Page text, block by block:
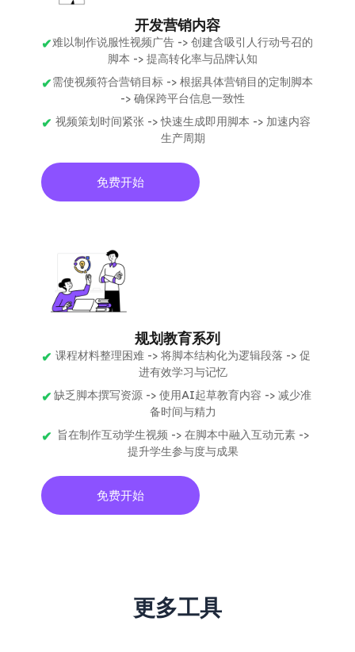
开发营销内容
难以制作说服性视频广告 -> 创建含吸引人行动号召的
脚本 -> 提高转化率与品牌认知
需使视频符合营销目标 -> 根据具体营销目的定制脚本
-> 确保跨平台信息一致性
视频策划时间紧张 -> 快速生成即用脚本 -> 加速内容
生产周期
免费开始
规划教育系列
课程材料整理困难 -> 将脚本结构化为逻辑段落 -> 促
进有效学习与记忆
缺乏脚本撰写资源 -> 使用AI起草教育内容 -> 减少准
备时间与精力
旨在制作互动学生视频 -> 在脚本中融入互动元素 ->
提升学生参与度与成果
免费开始
更多工具